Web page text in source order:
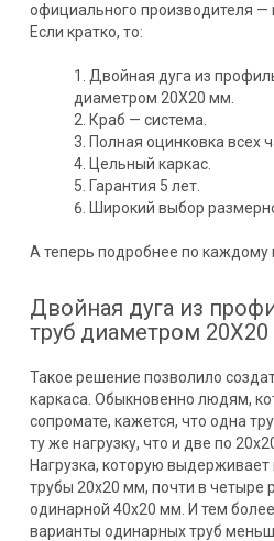
официального производителя
Если кратко, то:
Двойная дуга из
диаметром 20Х20 мм.
Краб — система.
Полная оцинковка всех
Цельный каркас.
Гарантия 5 лет.
Широкий выбор
А теперь подробнее по каждому
Двойная дуга из
труб диаметром
Такое решение позволило
каркаса. Обыкновенно людям,
сопромате, кажется, что одна
ту же нагрузку, что и две по
Нагрузка, которую выдерживает
трубы 20х20 мм, почти в четыре
одинарной 40х20 мм. И тем
варианты одинарных труб